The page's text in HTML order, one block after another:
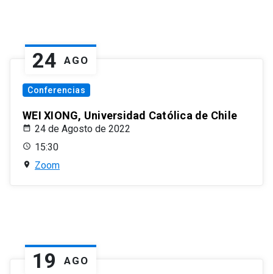
24 AGO
Conferencias
WEI XIONG, Universidad Católica de Chile
24 de Agosto de 2022
15:30
Zoom
19 AGO